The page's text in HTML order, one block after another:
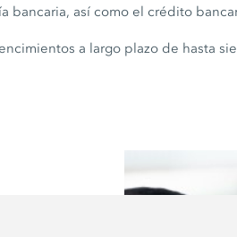
bancaria, así como el crédito
a largo plazo de hasta